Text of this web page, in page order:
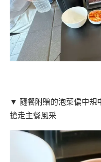
▼ 隨餐附贈的泡菜偏中規
搶走主餐風采